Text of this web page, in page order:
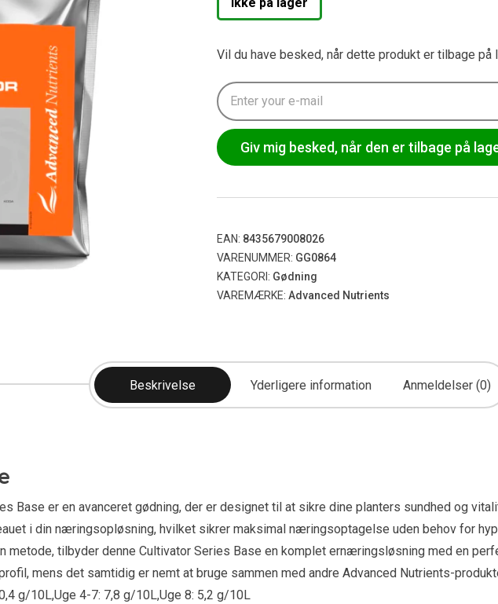
Vil du have besked, når dette produkt er tilbage på
Giv mig besked, når den er tilbage på
EAN: 8435679008026
VARENUMMER: GG0864
KATEGORI: Gødning
VAREMÆRKE: Advanced Nutrients
Beskrivelse Yderligere information Anmeldelser (0)
Base er en avanceret gødning, der er designet til at sikre dine planters sundhed og
i din næringsopløsning, hvilket sikrer maksimal næringsoptagelse uden behov for
metode, tilbyder denne Cultivator Series Base en komplet ernæringsløsning med en
mens det samtidig er nemt at bruge sammen med andre Advanced Nutrients-
g/10L,Uge 4-7: 7,8 g/10L,Uge 8: 5,2 g/10L